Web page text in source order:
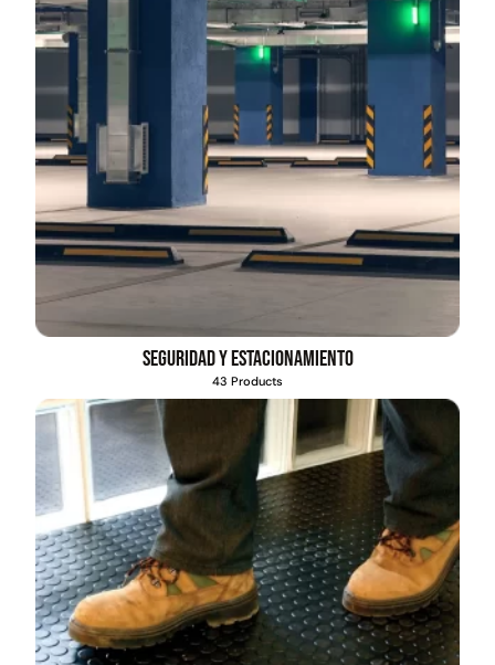
Seguridad y estacionamiento
43 Products